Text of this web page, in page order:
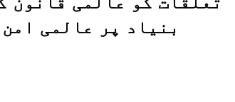
بنیاد پر عالمی